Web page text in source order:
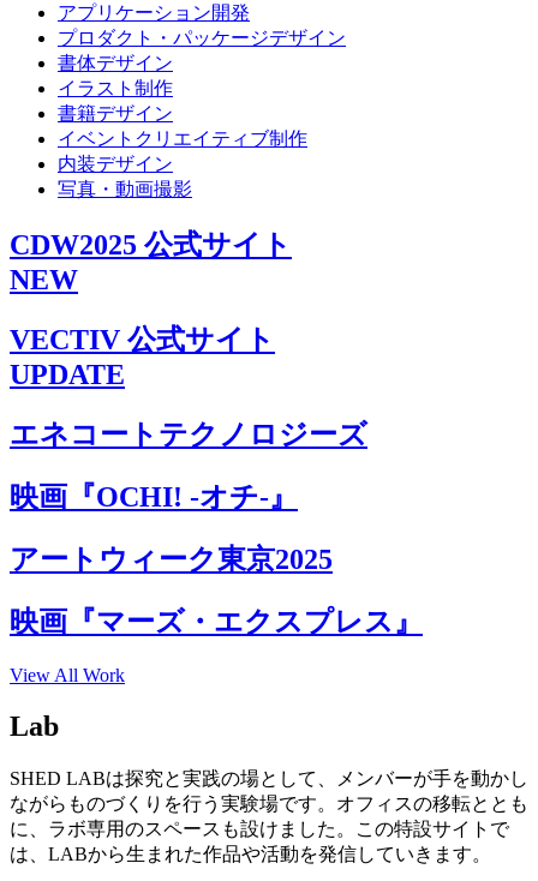
アプリケーション開発
プロダクト・パッケージデザイン
書体デザイン
イラスト制作
書籍デザイン
イベントクリエイティブ制作
内装デザイン
写真・動画撮影
CDW2025 公式サイト
NEW
VECTIV 公式サイト
UPDATE
エネコートテクノロジーズ
映画『OCHI! -オチ-』
アートウィーク東京2025
映画『マーズ・エクスプレス』
View All Work
Lab
SHED LABは探究と実践の場として、メンバーが手を動かし
ながらものづくりを行う実験場です。オフィスの移転ととも
に、ラボ専用のスペースも設けました。この特設サイトで
は、LABから生まれた作品や活動を発信していきます。